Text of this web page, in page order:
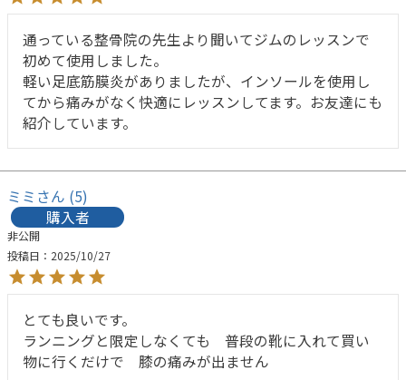
通っている整骨院の先生より聞いてジムのレッスンで
初めて使用しました。
軽い足底筋膜炎がありましたが、インソールを使用し
てから痛みがなく快適にレッスンしてます。お友達にも
紹介しています。
ミミ
5
購入者
非公開
投稿日
2025/10/27
とても良いです。
ランニングと限定しなくても　普段の靴に入れて買い
物に行くだけで　膝の痛みが出ません